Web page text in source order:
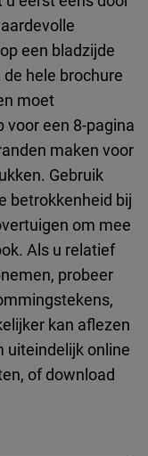
een bladzijde
hele brochure
moet
voor een 8-pagina
maken voor
Gebruik
betrokkenheid bij
om mee
Als u relatief
probeer
kan aflezen
uiteindelijk online
of download